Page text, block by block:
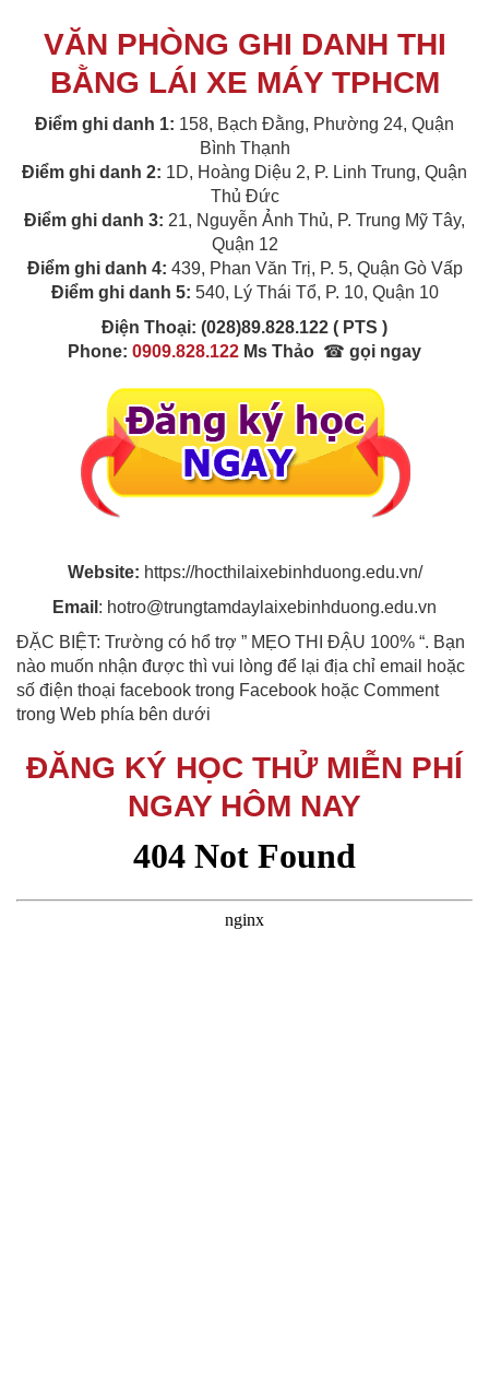
VĂN PHÒNG GHI DANH THI
BẰNG LÁI XE MÁY TPHCM
Điểm ghi danh 1: 158, Bạch Đằng, Phường 24, Quận
Bình Thạnh
Điểm ghi danh 2: 1D, Hoàng Diệu 2, P. Linh Trung, Quận
Thủ Đức
Điểm ghi danh 3: 21, Nguyễn Ảnh Thủ, P. Trung Mỹ Tây,
Quận 12
Điểm ghi danh 4: 439, Phan Văn Trị, P. 5, Quận Gò Vấp
Điểm ghi danh 5: 540, Lý Thái Tổ, P. 10, Quận 10
Điện Thoại: (028)89.828.122 ( PTS )
Phone: 0909.828.122 Ms Thảo ☎ gọi ngay
Website: https://hocthilaixebinhduong.edu.vn/
Email : hotro@trungtamdaylaixebinhduong.edu.vn
ĐẶC BIỆT: Trường có hổ trợ ” MẸO THI ĐẬU 100% “. Bạn
nào muốn nhận được thì vui lòng để lại địa chỉ email hoặc
số điện thoại facebook trong Facebook hoặc Comment
trong Web phía bên dưới
ĐĂNG KÝ HỌC THỬ MIỄN PHÍ
NGAY HÔM NAY